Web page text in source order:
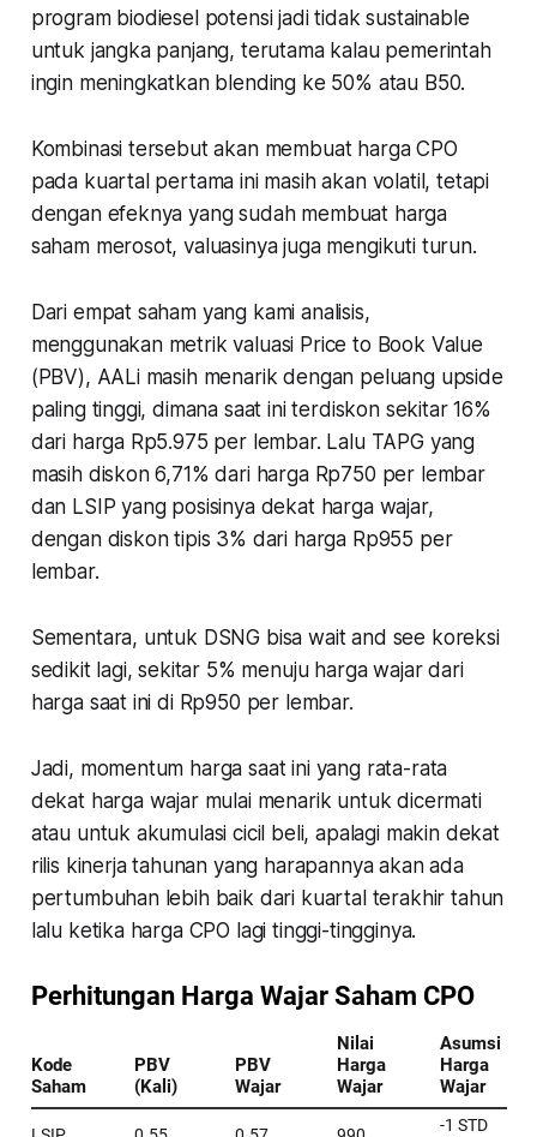
program biodiesel potensi jadi tidaksustainable
untuk jangka panjang, terutama kalau pemerintah
ingin meningkatkanblending ke 50% atau B50.
Kombinasi tersebut akan membuat harga CPO
pada kuartal pertama ini masih akan volatil, tetapi
dengan efeknya yang sudah membuat harga
saham merosot, valuasinya juga mengikuti turun.
Dari empat saham yang kami analisis,
menggunakan metrik valuasi Price to Book Value
(PBV), AALi masih menarik dengan peluang upside
paling tinggi, dimana saat ini terdiskon sekitar 16%
dari harga Rp5.975 per lembar. Lalu TAPG yang
masih diskon 6,71% dari harga Rp750 per lembar
dan LSIP yang posisinya dekat harga wajar,
dengan diskon tipis 3% dari harga Rp955 per
lembar.
Sementara, untuk DSNG bisawait and see koreksi
sedikit lagi, sekitar 5% menuju harga wajar dari
harga saat ini di Rp950 per lembar.
Jadi, momentum harga saat ini yang rata-rata
dekat harga wajar mulai menarik untuk dicermati
atau untuk akumulasi cicil beli, apalagi makin dekat
rilis kinerja tahunan yang harapannya akan ada
pertumbuhan lebih baik dari kuartal terakhir tahun
lalu ketika harga CPO lagi tinggi-tingginya.